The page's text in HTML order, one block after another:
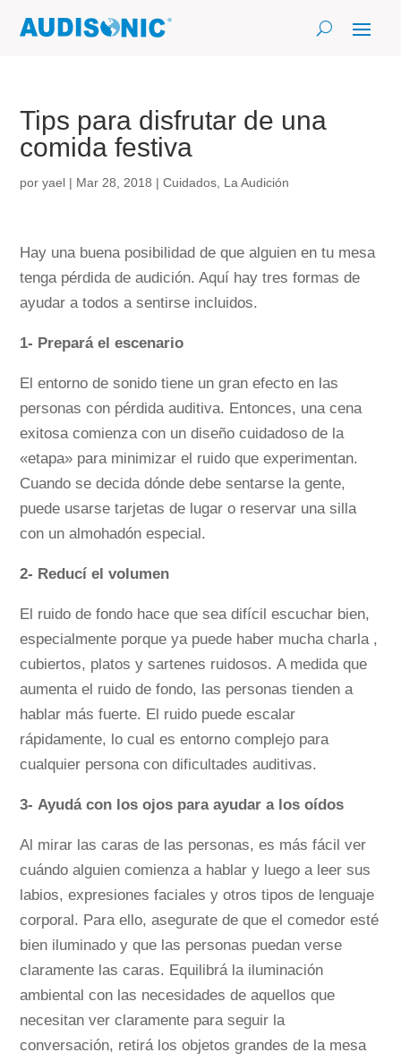
Tips para disfrutar de una
comida festiva
poryael | Mar 28, 2018 |Cuidados La Audición
Hay una buena posibilidad de que alguien en tu mesa
tenga pérdida de audición. Aquí hay tres formas de
ayudar a todos a sentirse incluidos.
1- Prepará el escenario
El entorno de sonido tiene un gran efecto en las
personas con pérdida auditiva. Entonces, una cena
exitosa comienza con un diseño cuidadoso de la
«etapa» para minimizar el ruido que experimentan.
Cuando se decida dónde debe sentarse la gente,
puede usarse tarjetas de lugar o reservar una silla
con un almohadón especial.
2- Reducí el volumen
El ruido de fondo hace que sea difícil escuchar bien,
especialmente porque ya puede haber mucha charla ,
cubiertos, platos y sartenes ruidosos. A medida que
aumenta el ruido de fondo, las personas tienden a
hablar más fuerte. El ruido puede escalar
rápidamente, lo cual es entorno complejo para
cualquier persona con dificultades auditivas.
3- Ayudá con los ojos para ayudar a los oídos
Al mirar las caras de las personas, es más fácil ver
cuándo alguien comienza a hablar y luego a leer sus
labios, expresiones faciales y otros tipos de lenguaje
corporal. Para ello, asegurate de que el comedor esté
bien iluminado y que las personas puedan verse
claramente las caras. Equilibrá la iluminación
ambiental con las necesidades de aquellos que
necesitan ver claramente para seguir la
conversación, retirá los objetos grandes de la mesa